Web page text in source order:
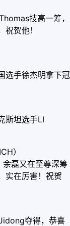
技高一筹，
贺他！
选手徐杰明拿下冠
斯坦选手LI
）
磊又在至尊深筹
实在厉害！祝贺
夺得，恭喜